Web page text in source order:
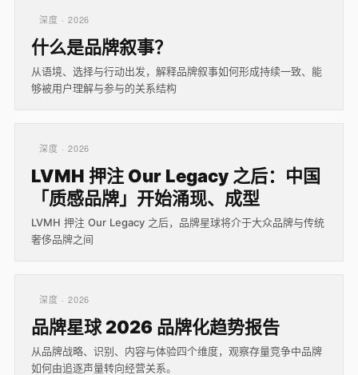
深度 · 2026
什么是品牌叙事？
从语境、选择与行动出发，解释品牌叙事如何形成持续一致、能
够被用户理解与参与的关系结构
深度 · 2026
LVMH 押注 Our Legacy 之后：中国
「质感品牌」开始涌现、成型
LVMH 押注 Our Legacy 之后，品牌星球将介于大众品牌与传统
奢侈品牌之间
深度 · 2026
品牌星球 2026 品牌化趋势报告
从品牌战略、识别、内容与体验四个维度，观察存量竞争中品牌
如何由追逐声量转向经营关系。